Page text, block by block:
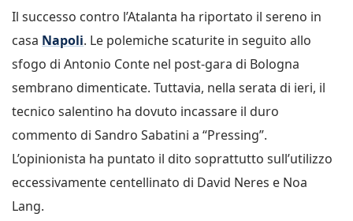
Il successo contro l’Atalanta ha riportato il sereno in
casa Napoli. Le polemiche scaturite in seguito allo
sfogo di Antonio Conte nel post-gara di Bologna
sembrano dimenticate. Tuttavia, nella serata di ieri, il
tecnico salentino ha dovuto incassare il duro
commento di Sandro Sabatini a “Pressing”.
L’opinionista ha puntato il dito soprattutto sull’utilizzo
eccessivamente centellinato di David Neres e Noa
Lang.